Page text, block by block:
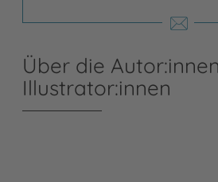
Über die
Illustrator:innen